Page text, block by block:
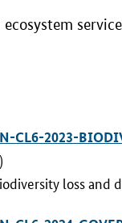
CL6-2023-
loss and